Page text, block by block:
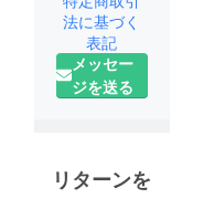
香港、アメ
リカ、ドイ
ツ、イタリ
引をしてお
法に基づく
表記
メッセー
ジを送る
リターンを